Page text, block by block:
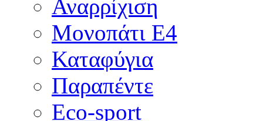
Αναρρίχιση
Μονοπάτι Ε4
Καταφύγια
Παραπέντε
Eco-sport